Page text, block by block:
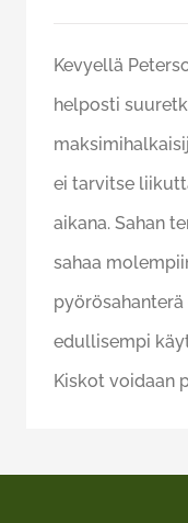
Kevyellä
helposti
ei tarvitse
aikana. Sahan
sahaa
edullisempi
Kiskot voidaan